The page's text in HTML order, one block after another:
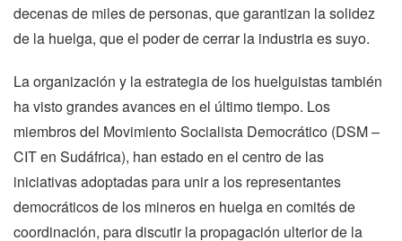
decenas de miles de personas, que garantizan la solidez
de la huelga, que el poder de cerrar la industria es suyo.
La organización y la estrategia de los huelguistas también
ha visto grandes avances en el último tiempo. Los
miembros del Movimiento Socialista Democrático (DSM –
CIT en Sudáfrica), han estado en el centro de las
iniciativas adoptadas para unir a los representantes
democráticos de los mineros en huelga en comités de
coordinación, para discutir la propagación ulterior de la